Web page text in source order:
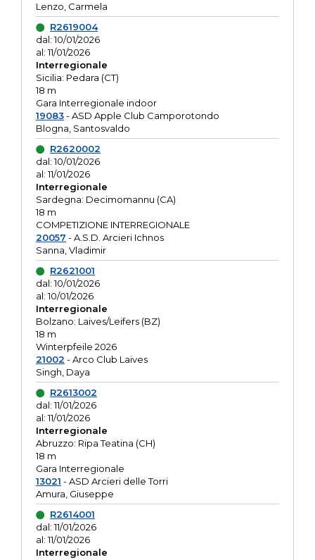
Lenzo, Carmela
R2619004
dal: 10/01/2026
al: 11/01/2026
Interregionale
Sicilia: Pedara (CT)
18 m
Gara Interregionale indoor
19083- ASD Apple Club Camporotondo
Blogna, Santosvaldo
R2620002
dal: 10/01/2026
al: 11/01/2026
Interregionale
Sardegna: Decimomannu (CA)
18 m
COMPETIZIONE INTERREGIONALE
20057 - A.S.D. Arcieri Ichnos
Sanna, Vladimir
R2621001
dal: 10/01/2026
al: 10/01/2026
Interregionale
Bolzano: Laives/Leifers (BZ)
18 m
Winterpfeile 2026
21002 - Arco Club Laives
Singh, Daya
R2613002
dal: 11/01/2026
al: 11/01/2026
Interregionale
Abruzzo: Ripa Teatina (CH)
18 m
Gara Interregionale
13021 - ASD Arcieri delle Torri
Amura, Giuseppe
R2614001
dal: 11/01/2026
al: 11/01/2026
Interregionale